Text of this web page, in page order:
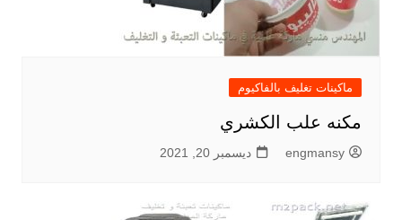
ماكينات تغليف بالفاكيوم
مكنه علب الكشري
engmansy ديسمبر 20, 2021